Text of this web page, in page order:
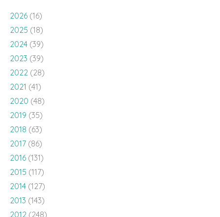
2026 (16)
2025 (18)
2024 (39)
2023 (39)
2022 (28)
2021 (41)
2020 (48)
2019 (35)
2018 (63)
2017 (86)
2016 (131)
2015 (117)
2014 (127)
2013 (143)
2012 (248)